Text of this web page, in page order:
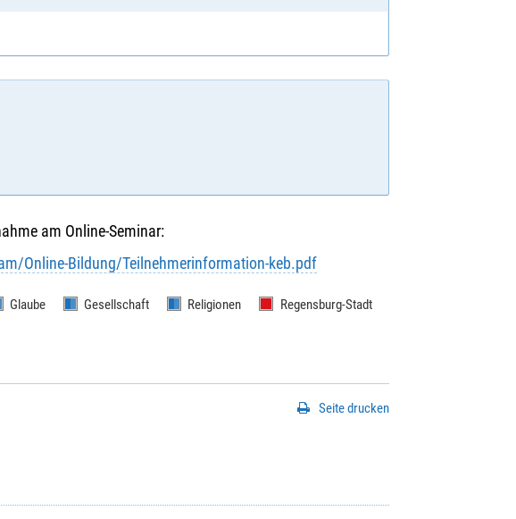
am Online-Seminar:
Online-Bildung/Teilnehmerinformation-keb.pdf
Glaube Gesellschaft Religionen Regensburg-Stadt
Seite drucken